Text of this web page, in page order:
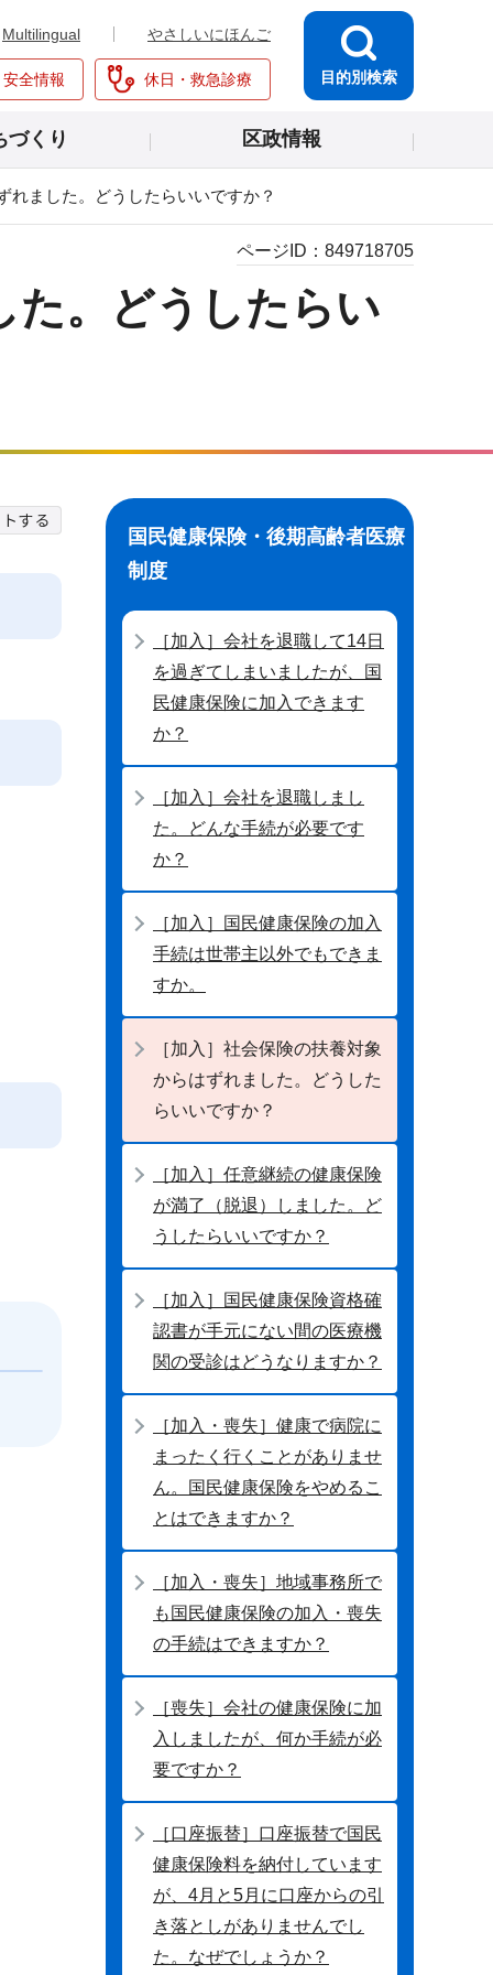
Multilingual やさしいにほんご
全情報 休日・救急診療 目的別検索
づくり 区政情報
れました。どうしたらいいですか？
た。どうしたらい
ページID： 849718705
国民健康保険・後期高齢者医療
制度
［加入］会社を退職して14日
を過ぎてしまいましたが、国
民健康保険に加入できます
か？
［加入］会社を退職しまし
た。どんな手続が必要です
か？
［加入］国民健康保険の加入
手続は世帯主以外でもできま
すか。
［加入］社会保険の扶養対象
からはずれました。どうした
らいいですか？
［加入］任意継続の健康保険
が満了（脱退）しました。ど
うしたらいいですか？
［加入］国民健康保険資格確
認書が手元にない間の医療機
関の受診はどうなりますか？
［加入・喪失］健康で病院に
まったく行くことがありませ
ん。国民健康保険をやめるこ
とはできますか？
［加入・喪失］地域事務所で
も国民健康保険の加入・喪失
の手続はできますか？
［喪失］会社の健康保険に加
入しましたが、何か手続が必
要ですか？
［口座振替］口座振替で国民
健康保険料を納付しています
が、4月と5月に口座からの引
き落としがありませんでし
た。なぜでしょうか？